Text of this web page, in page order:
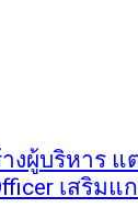
งผู้บริหาร
เสริม